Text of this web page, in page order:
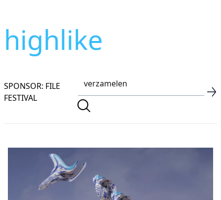
highlike
SPONSOR: FILE
FESTIVAL